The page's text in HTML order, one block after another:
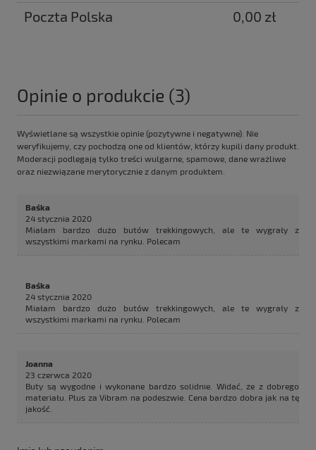
Poczta Polska 0,00 zł
Opinie o produkcie (3)
Wyświetlane są wszystkie opinie (pozytywne i negatywne). Nie
weryfikujemy, czy pochodzą one od klientów, którzy kupili dany produkt.
Moderacji podlegają tylko treści wulgarne, spamowe, dane wrażliwe
oraz niezwiązane merytorycznie z danym produktem.
Baśka
24 stycznia 2020
Miałam bardzo dużo butów trekkingowych, ale te wygrały z
wszystkimi markami na rynku. Polecam
Baśka
24 stycznia 2020
Miałam bardzo dużo butów trekkingowych, ale te wygrały z
wszystkimi markami na rynku. Polecam
Joanna
23 czerwca 2020
Buty są wygodne i wykonane bardzo solidnie. Widać, że z dobrego
materiału. Plus za Vibram na podeszwie. Cena bardzo dobra jak na tę
jakość.